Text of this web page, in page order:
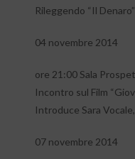
Rileggendo “Il
04 novembre 2014
ore 21:00 Sala
Incontro sul Film
Introduce Sara
07 novembre 2014